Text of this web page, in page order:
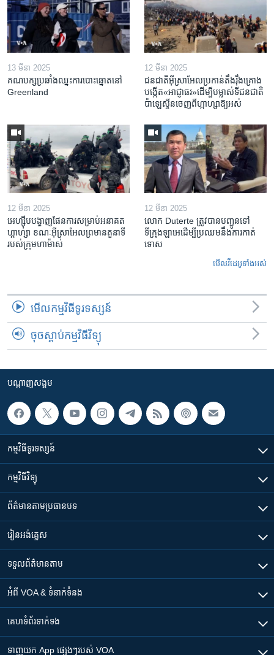
13 មីនា 2025
គណបក្ស​ប្រឆាំង​ឈ្នះ​ការបោះឆ្នោត​នៅ
Greenland
12 មីនា 2025
ជនជាតិ​អ៊ីស្រាអែល​ប្រកាន់​តឹងរ៉ឹង​គ្រោង​
បង្កើត​«អាជ្ញាធរ‍»​ដើម្បី​បម្លាស់​ទី​ជនជាតិ​
ប៉ាឡេស្ទីន​ចេញពី​ហ្កាហ្សា​ឱ្យ​អស់
12 មីនា 2025
អេហ្ស៊ីប​បង្ហាញ​ផែនការ​សម្រាប់​អនាគត​
ហ្កាហ្សា ខណៈ​អ៊ីស្រាអែល​ព្រមាន​តួនាទី​
របស់​ក្រុម​ហាម៉ាស់
12 មីនា 2025
លោក Duterte ត្រូវ​បាន​បញ្ជូនទៅ
ទីក្រុងឡាអេ​ដើម្បី​ប្រឈម​នឹង​ការកាត់
ទោស
មើល​វីដេអូ​ទាំង​អស់
មើល​កម្មវិធី​ទូរទស្សន៍
ចុចស្តាប់កម្មវិធីវិទ្យុ
បណ្តាញ​សង្គម
កម្មវិធី​ទូរទស្សន៍
កម្មវិធី​វិទ្យុ
ព័ត៌មាន​តាមប្រធានបទ​
រៀន​​អង់គ្លេស
ទទួល​ព័ត៌មាន​តាម
អំពី​ VOA & ទំនាក់ទំនង
គេហទំព័រ​​ទាក់ទង
ទាញយក​ App ផ្សេងៗ​របស់​ VOA